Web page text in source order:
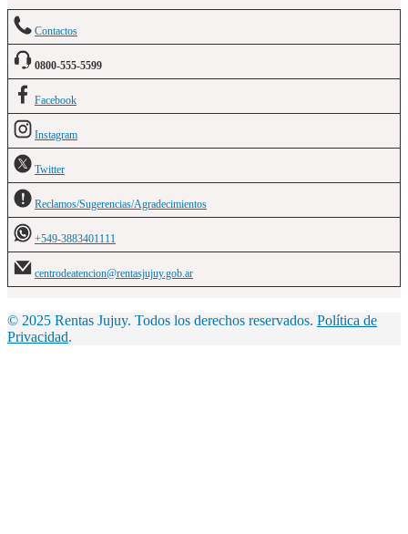
Contactos
0800-555-5599
Facebook
Instagram
Twitter
Reclamos/Sugerencias/Agradecimientos
+549-3883401111
centrodeatencion@rentasjujuy.gob.ar
© 2025 Rentas Jujuy. Todos los derechos reservados. Política de
Privacidad.